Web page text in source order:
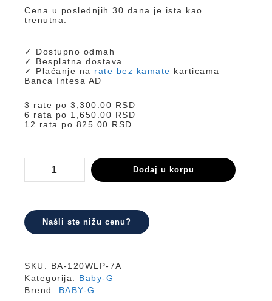
je
Cena u poslednjih 30 dana je ista kao
trenutna.
✓ Dostupno odmah
✓ Besplatna dostava
✓ Plaćanje na rate bez kamate karticama
Banca Intesa AD
3 rate po 3,300.00 RSD
6 rata po 1,650.00 RSD
12 rata po 825.00 RSD
BA-
120WLP-
7A
Dodaj u korpu
Našli ste nižu cenu?
SKU: BA-120WLP-7A
Kategorija: Baby-G
Brend: BABY-G